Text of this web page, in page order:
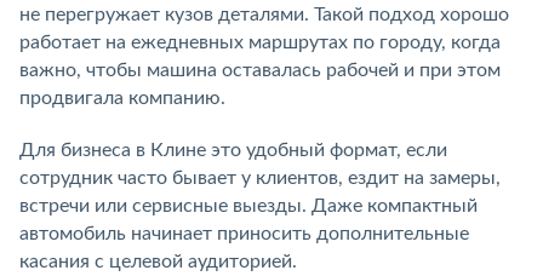
не перегружает кузов деталями. Такой подход хорошо
работает на ежедневных маршрутах по городу, когда
важно, чтобы машина оставалась рабочей и при этом
продвигала компанию.
Для бизнеса в Клине это удобный формат, если
сотрудник часто бывает у клиентов, ездит на замеры,
встречи или сервисные выезды. Даже компактный
автомобиль начинает приносить дополнительные
касания с целевой аудиторией.